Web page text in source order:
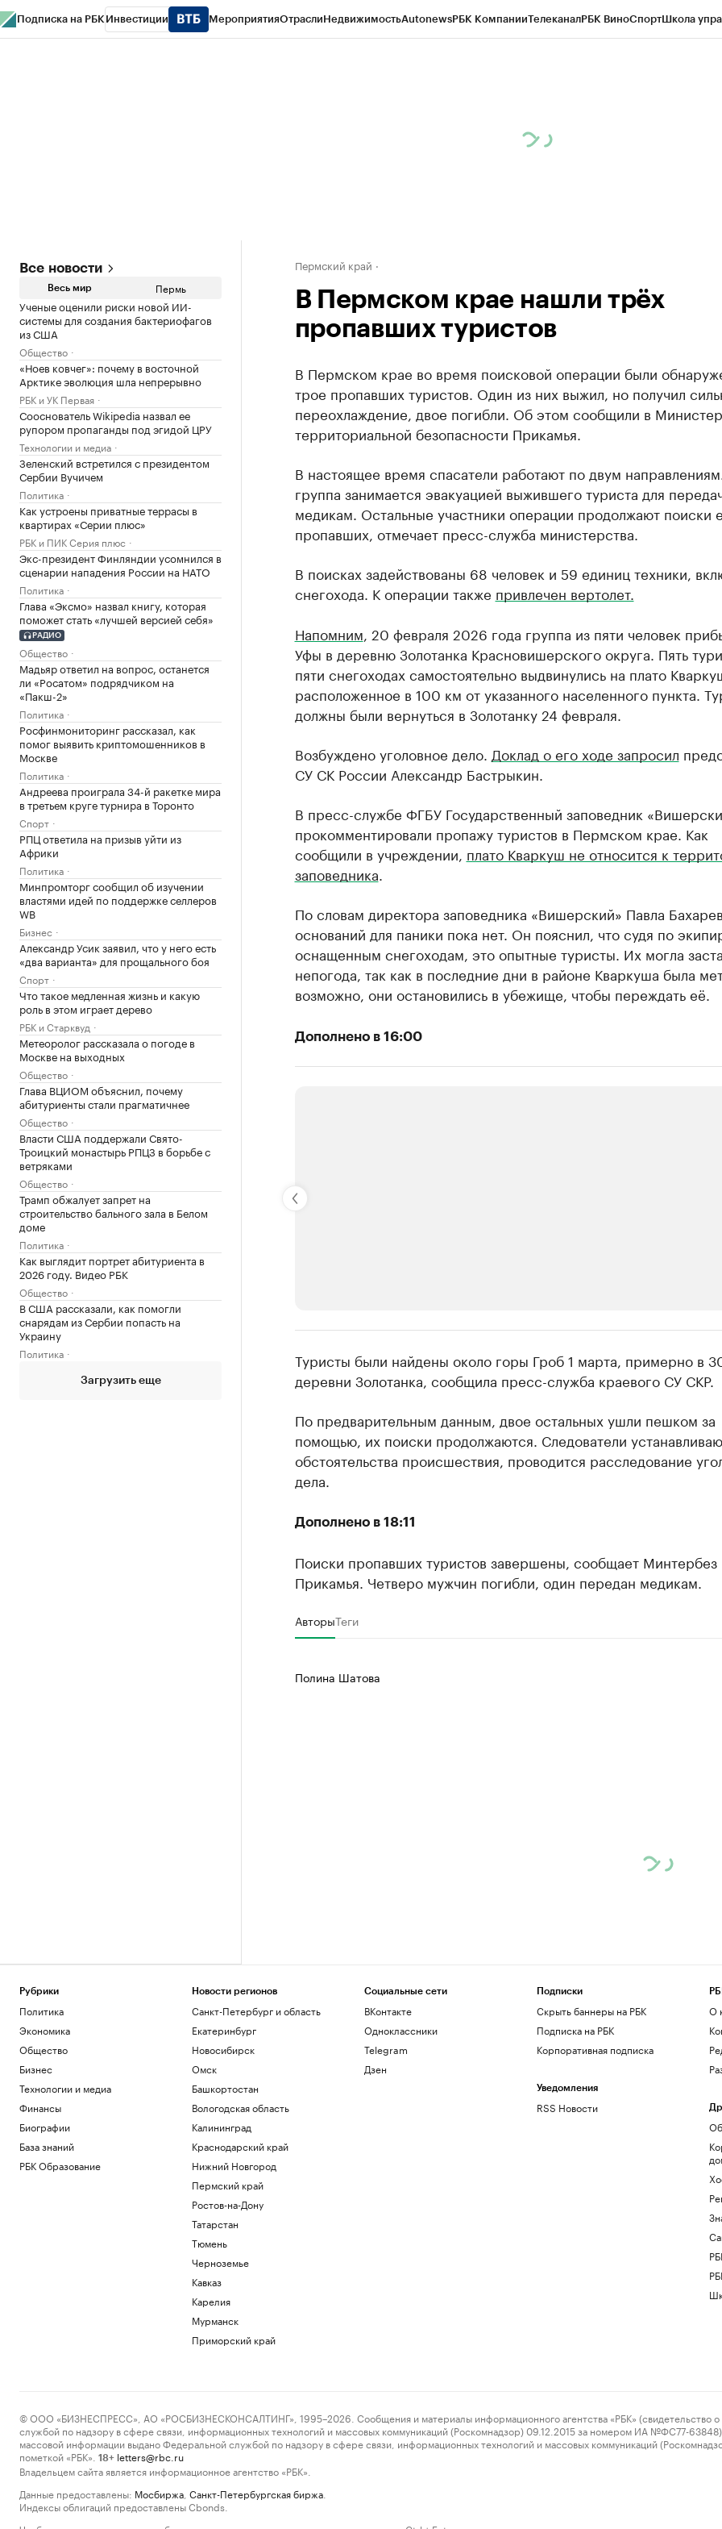
Подписка на РБК Инвестиции МероприятияОтраслиНедвижимостьAutonewsРБК КомпанииТелеканалРБК ВиноСпортШкола
Все новости
Весь мир Пермь
Ученые оценили риски новой ИИ-
системы для создания бактериофагов
из США
Общество
«Ноев ковчег»: почему в восточной
Арктике эволюция шла непрерывно
РБК и УК Первая
Сооснователь Wikipedia назвал ее
рупором пропаганды под эгидой ЦРУ
Технологии и медиа
Зеленский встретился с президентом
Сербии Вучичем
Политика
Как устроены приватные террасы в
квартирах «Серии плюс»
РБК и ПИК Серия плюс
Экс-президент Финляндии усомнился в
сценарии нападения России на НАТО
Политика
Глава «Эксмо» назвал книгу, которая
поможет стать «лучшей версией себя»
РАДИО
Общество
Мадьяр ответил на вопрос, останется
ли «Росатом» подрядчиком на
«Пакш-2»
Политика
Росфинмониторинг рассказал, как
помог выявить криптомошенников в
Москве
Политика
Андреева проиграла 34-й ракетке мира
в третьем круге турнира в Торонто
Спорт
РПЦ ответила на призыв уйти из
Африки
Политика
Минпромторг сообщил об изучении
властями идей по поддержке селлеров
WB
Бизнес
Александр Усик заявил, что у него есть
«два варианта» для прощального боя
Спорт
Что такое медленная жизнь и какую
роль в этом играет дерево
РБК и Старквуд
Метеоролог рассказала о погоде в
Москве на выходных
Общество
Глава ВЦИОМ объяснил, почему
абитуриенты стали прагматичнее
Общество
Власти США поддержали Свято-
Троицкий монастырь РПЦЗ в борьбе с
ветряками
Общество
Трамп обжалует запрет на
строительство бального зала в Белом
доме
Политика
Как выглядит портрет абитуриента в
2026 году. Видео РБК
Общество
В США рассказали, как помогли
снарядам из Сербии попасть на
Украину
Политика
Загрузить еще
Пермский край
В Пермском крае нашли трёх
пропавших туристов
В Пермском крае во время поисковой операции были
трое пропавших туристов. Один из них выжил, но получил
переохлаждение, двое погибли. Об этом сообщили в
территориальной безопасности Прикамья.
В настоящее время спасатели работают по двум
группа занимается эвакуацией выжившего туриста для
медикам. Остальные участники операции продолжают поиски
пропавших, отмечает пресс-служба министерства.
В поисках задействованы 68 человек и 59 единиц техники,
снегохода. К операции также привлечен вертолет.
Напомним , 20 февраля 2026 года группа из пяти человек
Уфы в деревню Золотанка Красновишерского округа. Пять
пяти снегоходах самостоятельно выдвинулись на плато
расположенное в 100 км от указанного населенного пункта.
должны были вернуться в Золотанку 24 февраля.
Возбуждено уголовное дело. Доклад о его ходе запросил
СУ СК России Александр Бастрыкин.
В пресс-службе ФГБУ Государственный заповедник
прокомментировали пропажу туристов в Пермском крае. Как
сообщили в учреждении, плато Кваркуш не относится к
заповедника
По словам директора заповедника «Вишерский» Павла
оснований для паники пока нет. Он пояснил, что судя по
оснащенным снегоходам, это опытные туристы. Их могла
непогода, так как в последние дни в районе Кваркуша была
возможно, они остановились в убежище, чтобы переждать её.
Дополнено в 16:00
Крупнейшие производители и продавцы медийной
Туристы были найдены около горы Гроб 1 марта, примерно в
деревни Золотанка, сообщила пресс-служба краевого СУ СКР.
По предварительным данным, двое остальных ушли пешком за
помощью, их поиски продолжаются. Следователи
обстоятельства происшествия, проводится расследование
дела.
Дополнено в 18:11
Поиски пропавших туристов завершены, сообщает Минтербез
Прикамья. Четверо мужчин погибли, один передан медикам.
АвторыТеги
Полина Шатова
Рубрики
Политика
Экономика
Общество
Бизнес
Технологии и медиа
Финансы
Биографии
База знаний
РБК Образование
Новости регионов
Санкт-Петербург и область
Екатеринбург
Новосибирск
Омск
Башкортостан
Вологодская область
Калининград
Краснодарский край
Нижний Новгород
Пермский край
Ростов-на-Дону
Татарстан
Тюмень
Черноземье
Кавказ
Карелия
Мурманск
Приморский край
Социальные сети
ВКонтакте
Одноклассники
Telegram
Дзен
Подписки
Скрыть баннеры на РБК
Подписка на РБК
Корпоративная подписка
Уведомления
RSS Новости
О
© ООО «БИЗНЕСПРЕСС», АО «РОСБИЗНЕСКОНСАЛТИНГ», 1995–2026. Сообщения и материалы информационного агентства «РБК» (свидетельство о
службой по надзору в сфере связи, информационных технологий и массовых коммуникаций (Роскомнадзор) 09.12.2015 за номером ИА №ФС77-63848)
массовой информации выдано Федеральной службой по надзору в сфере связи, информационных технологий и массовых коммуникаций
пометкой «РБК».
18+ letters@rbc.ru
Владельцем сайта является информационное агентство «РБК».
Данные предоставлены: Мосбиржа Санкт-Петербургская биржа
Индексы облигаций предоставлены Cbonds.